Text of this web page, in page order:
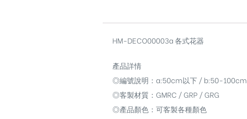
HM-DECO00003a 各式花器
產品詳情
◎編號說明：a:50cm以下 / b:50-
◎客製材質：GMRC / GRP / GRG
◎產品顏色：可客製各種顏色